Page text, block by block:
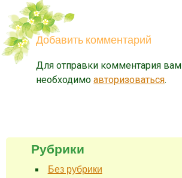
Добавить комментарий
Для отправки комментария вам
необходимо авторизоваться.
Рубрики
Без рубрики